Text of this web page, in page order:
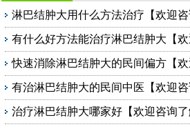
治疗淋巴结肿大哪家好【欢迎咨询了